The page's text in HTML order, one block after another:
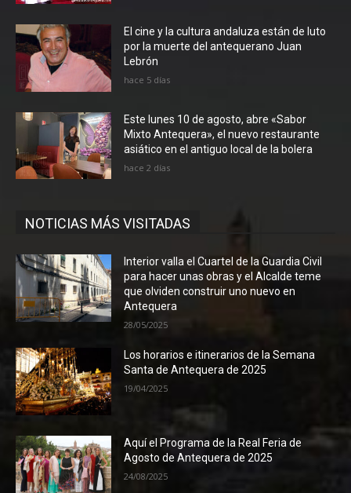
El cine y la cultura andaluza están de luto
por la muerte del antequerano Juan
Lebrón
hace 5 días
Este lunes 10 de agosto, abre «Sabor
Mixto Antequera», el nuevo restaurante
asiático en el antiguo local de la bolera
hace 2 días
NOTICIAS MÁS VISITADAS
Interior valla el Cuartel de la Guardia Civil
para hacer unas obras y el Alcalde teme
que olviden construir uno nuevo en
Antequera
28/05/2025
Los horarios e itinerarios de la Semana
Santa de Antequera de 2025
19/04/2025
Aquí el Programa de la Real Feria de
Agosto de Antequera de 2025
24/08/2025